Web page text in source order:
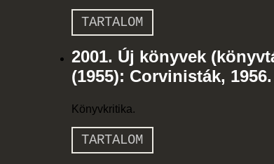
TARTALOM
2001. Új könyvek
(1955): Corvinisták, 1956.
Könyvkritika.
TARTALOM